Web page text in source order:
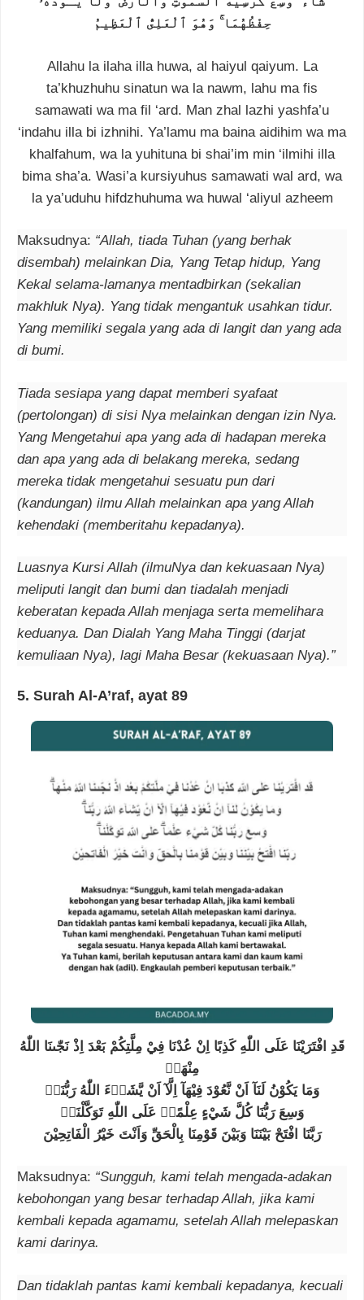
حِفْظُهُمَا ۚ وَهُوَ ٱلْعَلِىُّ ٱلْعَظِيمُ
Allahu la ilaha illa huwa, al haiyul qaiyum. La
ta’khuzhuhu sinatun wa la nawm, lahu ma fis
samawati wa ma fil ‘ard. Man zhal lazhi yashfa’u
‘indahu illa bi izhnihi. Ya’lamu ma baina aidihim wa ma
khalfahum, wa la yuhituna bi shai’im min ‘ilmihi illa
bima sha’a. Wasi’a kursiyuhus samawati wal ard, wa
la ya’uduhu hifdzhuhuma wa huwal ‘aliyul azheem
Maksudnya: “Allah, tiada Tuhan (yang berhak
disembah) melainkan Dia, Yang Tetap hidup, Yang
Kekal selama-lamanya mentadbirkan (sekalian
makhluk Nya). Yang tidak mengantuk usahkan tidur.
Yang memiliki segala yang ada di langit dan yang ada
di bumi.
Tiada sesiapa yang dapat memberi syafaat
(pertolongan) di sisi Nya melainkan dengan izin Nya.
Yang Mengetahui apa yang ada di hadapan mereka
dan apa yang ada di belakang mereka, sedang
mereka tidak mengetahui sesuatu pun dari
(kandungan) ilmu Allah melainkan apa yang Allah
kehendaki (memberitahu kepadanya).
Luasnya Kursi Allah (ilmuNya dan kekuasaan Nya)
meliputi langit dan bumi dan tiadalah menjadi
keberatan kepada Allah menjaga serta memelihara
keduanya. Dan Dialah Yang Maha Tinggi (darjat
kemuliaan Nya), lagi Maha Besar (kekuasaan Nya).”
5. Surah Al-A’raf, ayat 89
قَدِ افْتَرَيْنَا عَلَى اللّٰهِ كَذِبًا اِنْ عُدْنَا فِيْ مِلَّتِكُمْ بَعْدَ اِذْ نَجّٰىنَا اللّٰهُ
مِنْهَاۗ
وَمَا يَكُوْنُ لَنَآ اَنْ نَّعُوْدَ فِيْهَآ اِلَّآ اَنْ يَّشَاۤءَ اللّٰهُ رَبُّنَاۗ
وَسِعَ رَبُّنَا كُلَّ شَيْءٍ عِلْمًاۗ عَلَى اللّٰهِ تَوَكَّلْنَاۗ
رَبَّنَا افْتَحْ بَيْنَنَا وَبَيْنَ قَوْمِنَا بِالْحَقِّ وَاَنْتَ خَيْرُ الْفَاتِحِيْنَ
Maksudnya: “Sungguh, kami telah mengada-adakan
kebohongan yang besar terhadap Allah, jika kami
kembali kepada agamamu, setelah Allah melepaskan
kami darinya.
Dan tidaklah pantas kami kembali kepadanya, kecuali